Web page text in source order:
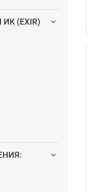
(EXIR)